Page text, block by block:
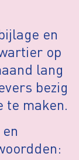
en
op
lang
bezig
te maken.